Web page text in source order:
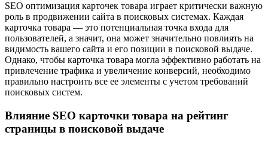
SEO оптимизация карточек товара играет критически важную
роль в продвижении сайта в поисковых системах. Каждая
карточка товара — это потенциальная точка входа для
пользователей, а значит, она может значительно повлиять на
видимость вашего сайта и его позиции в поисковой выдаче.
Однако, чтобы карточка товара могла эффективно работать на
привлечение трафика и увеличение конверсий, необходимо
правильно настроить все ее элементы с учетом требований
поисковых систем.
Влияние SEO карточки товара на рейтинг
страницы в поисковой выдаче